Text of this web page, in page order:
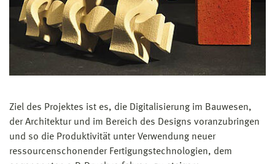
Ziel des Projektes ist es, die Digitalisierung im Bauwesen,
der Architektur und im Bereich des Designs voranzubringen
und so die Produktivität unter Verwendung neuer
ressourcenschonender Fertigungstechnologien, dem